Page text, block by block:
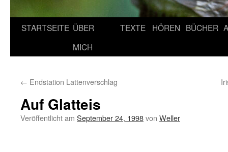
STARTSEITE ÜBER
MICH
TEXTE HÖREN BÜCHER
← Endstation Lattenverschlag
Auf Glatteis
Veröffentlicht am September 24, 1998von Weller